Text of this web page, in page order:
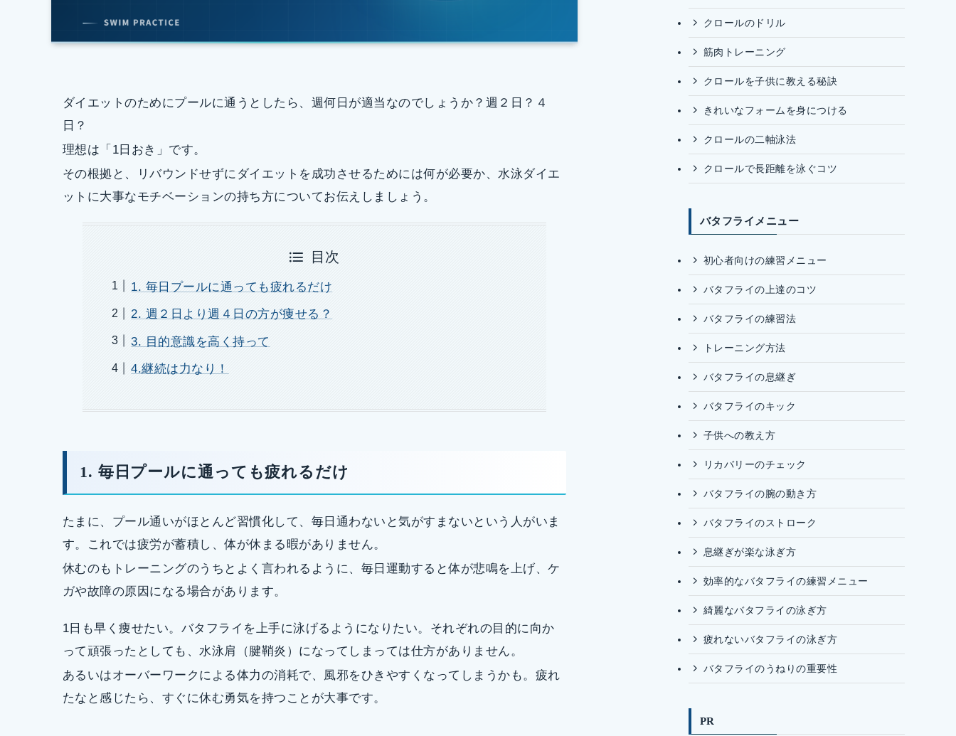
ダイエットのためにプールに通うとしたら、週何日が適当なのでしょうか？週２日？４
日？
理想は「1日おき」です。
その根拠と、リバウンドせずにダイエットを成功させるためには何が必要か、水泳ダイエ
ットに大事なモチベーションの持ち方についてお伝えしましょう。
目次
1. 毎日プールに通っても疲れるだけ
2. 週２日より週４日の方が痩せる？
3. 目的意識を高く持って
4.継続は力なり！
1. 毎日プールに通っても疲れるだけ
たまに、プール通いがほとんど習慣化して、毎日通わないと気がすまないという人がいま
す。これでは疲労が蓄積し、体が休まる暇がありません。
休むのもトレーニングのうちとよく言われるように、毎日運動すると体が悲鳴を上げ、ケ
ガや故障の原因になる場合があります。
1日も早く痩せたい。バタフライを上手に泳げるようになりたい。それぞれの目的に向か
って頑張ったとしても、水泳肩（腱鞘炎）になってしまっては仕方がありません。
あるいはオーバーワークによる体力の消耗で、風邪をひきやすくなってしまうかも。疲れ
たなと感じたら、すぐに休む勇気を持つことが大事です。
クロールのドリル
筋肉トレーニング
クロールを子供に教える秘訣
きれいなフォームを身につける
クロールの二軸泳法
クロールで長距離を泳ぐコツ
バタフライメニュー
初心者向けの練習メニュー
バタフライの上達のコツ
バタフライの練習法
トレーニング方法
バタフライの息継ぎ
バタフライのキック
子供への教え方
リカバリーのチェック
バタフライの腕の動き方
バタフライのストローク
息継ぎが楽な泳ぎ方
効率的なバタフライの練習メニュー
綺麗なバタフライの泳ぎ方
疲れないバタフライの泳ぎ方
バタフライのうねりの重要性
PR